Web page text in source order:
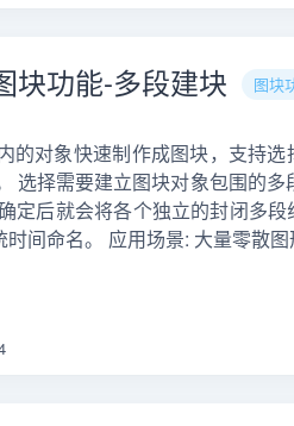
块功能-多段建块 图块
的对象快速制作成图块，支持选
选择需要建立图块对象包围的
定后就会将各个独立的封闭多
间命名。 应用场景: 大量零散